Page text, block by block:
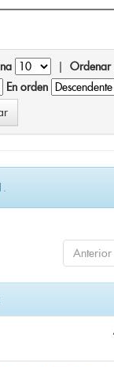
| Ordenar
En orden
Anterior